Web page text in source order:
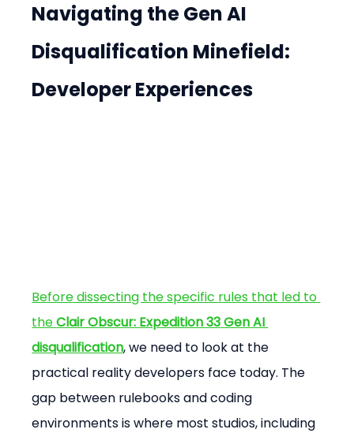
Navigating the Gen AI
Disqualification Minefield:
Developer Experiences
Before dissecting the specific rules that led to
the Clair Obscur: Expedition 33Gen AI
disqualification, we need to look at the
practical reality developers face today. The
gap between rulebooks and coding
environments is where most studios, including